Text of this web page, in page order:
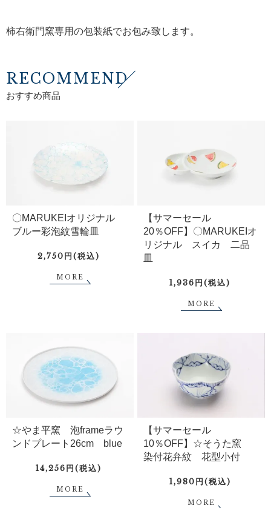
柿右衛門窯専用の包装紙でお包み致します。
RECOMMEND
おすすめ商品
〇MARUKEIオリジナル
ブルー彩泡紋雪輪皿
2,750円(税込)
MORE
【サマーセール
20％OFF】〇MARUKEIオ
リジナル スイカ 二品
皿
1,936円(税込)
MORE
☆やま平窯 泡frameラウ
ンドプレート26cm blue
14,256円(税込)
MORE
【サマーセール
10％OFF】☆そうた窯
染付花弁紋 花型小付
1,980円(税込)
MORE